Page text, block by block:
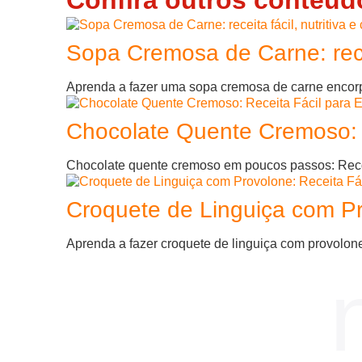
Sopa Cremosa de Carne:
Aprenda a fazer uma sopa cremosa de carne
Chocolate Quente
Chocolate quente cremoso em poucos passos:
Croquete de Linguiça com
Aprenda a fazer croquete de linguiça com